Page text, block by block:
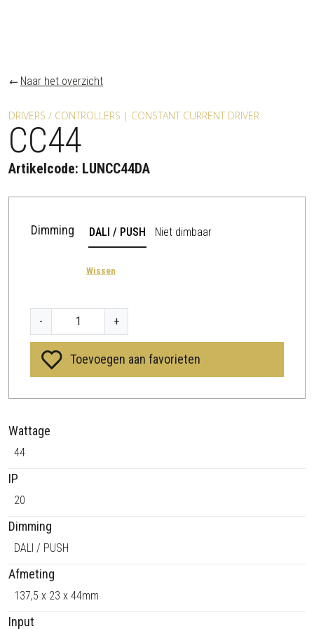
Naar het overzicht
DRIVERS / CONTROLLERS | CONSTANT CURRENT DRIVER
CC44
Artikelcode: LUNCC44DA
Dimming DALI / PUSH Niet dimbaar
Wissen
-
C
a
t
l
+
Toevoegen aan favorieten
Wattage
44
IP
20
Dimming
DALI / PUSH
Afmeting
137,5 x 23 x 44mm
Input